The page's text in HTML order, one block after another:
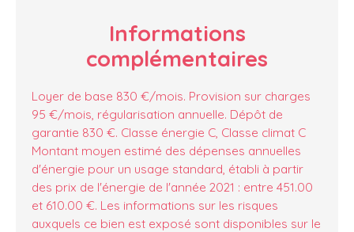
Informations
complémentaires
Loyer de base 830 €/mois. Provision sur charges
95 €/mois, régularisation annuelle. Dépôt de
garantie 830 €. Classe énergie C, Classe climat C
Montant moyen estimé des dépenses annuelles
d'énergie pour un usage standard, établi à partir
des prix de l'énergie de l'année 2021 : entre 451.00
et 610.00 €. Les informations sur les risques
auxquels ce bien est exposé sont disponibles sur le